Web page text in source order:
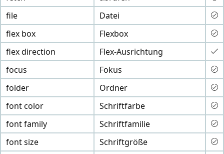
file
Datei
flex box
Flexbox
flex direction
Flex-Ausrichtung
focus
Fokus
folder
Ordner
font color
Schriftfarbe
font family
Schriftfamilie
font size
Schriftgröße